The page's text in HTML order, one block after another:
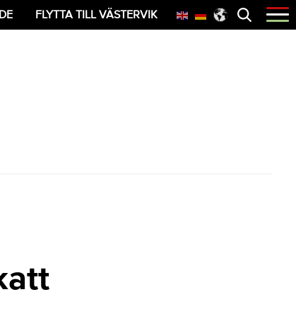
Öppna
menyn
FLYTTA TILL VÄSTERVIK